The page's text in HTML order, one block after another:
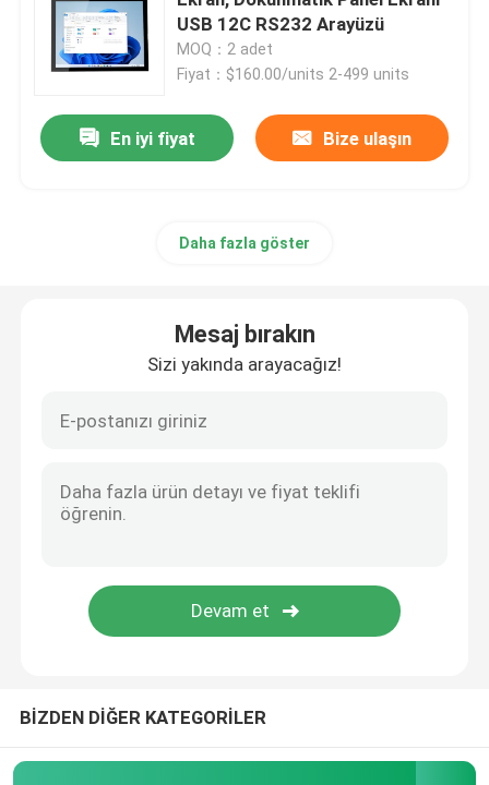
Dokunmatik Ekranlı LCD Panel
Endüstriyel Dokunmatik Panel
Optik Bağlama Ekranı
Çerçeve Monitörünü Aç
USB 12C RS232 Arayüzü
MOQ：2 adet
Fiyat：$160.00/units 2-499 units
En iyi fiyat Bize ulaşın
Daha fazla göster
Mesaj bırakın
Sizi yakında arayacağız!
BİZDEN DİĞER KATEGORİLER